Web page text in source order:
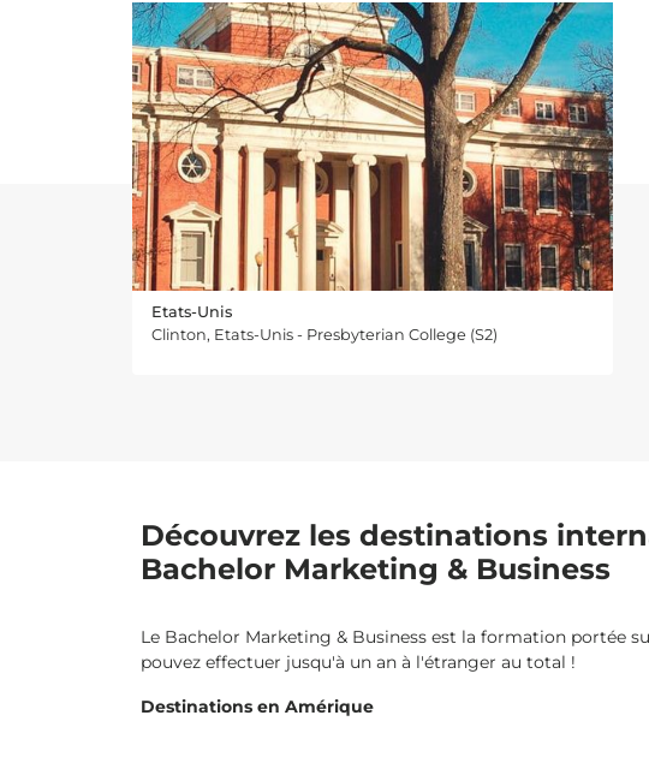
Etats-Unis
Clinton, Etats-Unis - Presbyterian College (S2)
Découvrez les destinations
Bachelor Marketing & Business
Le Bachelor Marketing & Business est la formation portée
pouvez effectuer jusqu'à un an à l'étranger au total !
Destinations en Amérique